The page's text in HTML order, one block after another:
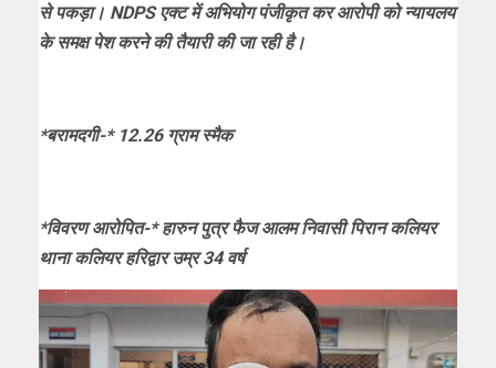
से पकड़ा। NDPS एक्ट में अभियोग पंजीकृत कर आरोपी को न्यायलय
के समक्ष पेश करने की तैयारी की जा रही है।
*बरामदगी-* 12.26 ग्राम स्मैक
*विवरण आरोपित-* हारुन पुत्र फैज आलम निवासी पिरान कलियर
थाना कलियर हरिद्वार उम्र 34 वर्ष
Video
Player